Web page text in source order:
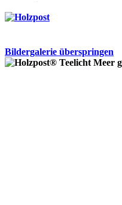
Bildergalerie überspringen